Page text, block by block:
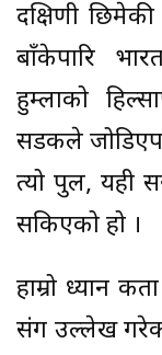
दक्षिणी
बाँकेपारि
हुम्लाको
सडकले
त्यो पुल, यही
सकिएको हो ।
हाम्रो ध्यान
प्रसंग उल्लेख